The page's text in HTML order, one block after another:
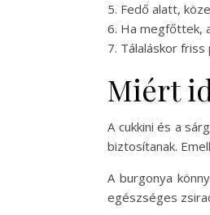
5. Fedő alatt,
6. Ha megfőttek,
7. Tálaláskor
Miért
A cukkini és a
biztosítanak.
A burgonya
egészséges